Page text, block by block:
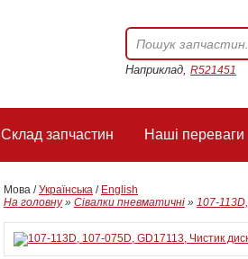
Наприклад, R521451
Склад запчастин Наші переваги
Мова /Українська / English
На головну» Сівалки пневматичні » 107-